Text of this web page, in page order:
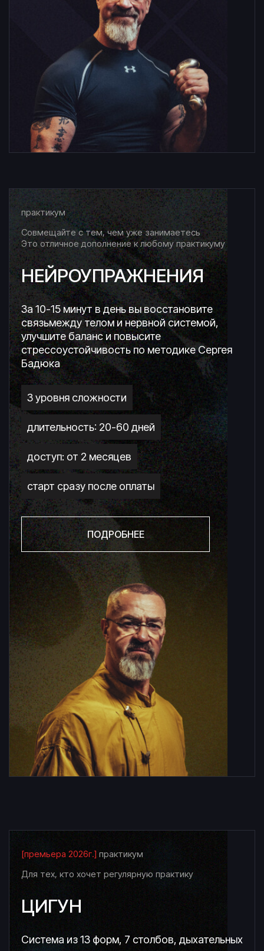
практикум
Совмещайте с тем, чем уже занимаетесь
Это отличное дополнение к любому практикуму
НЕЙРОУПРАЖНЕНИЯ
За 10-15 минут в день вы восстановите
связьмежду телом и нервной системой,
улучшите баланс и повысите
стрессоустойчивость по методике Сергея
Бадюка
3 уровня сложности
длительность: 20-60 дней
доступ: от 2 месяцев
старт сразу после оплаты
ПОДРОБНЕЕ
[премьера 2026г.] практикум
Для тех, кто хочет регулярную практику
ЦИГУН
Система из 13 форм, 7 столбов, дыхательных